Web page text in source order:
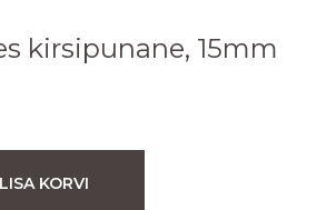
kirsipunane, 15mm
LISA KORVI